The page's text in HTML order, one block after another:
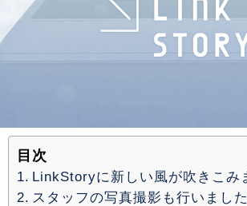
目次
LinkStoryに新しい風が吹きこみ
スタッフの写真撮影も行いました